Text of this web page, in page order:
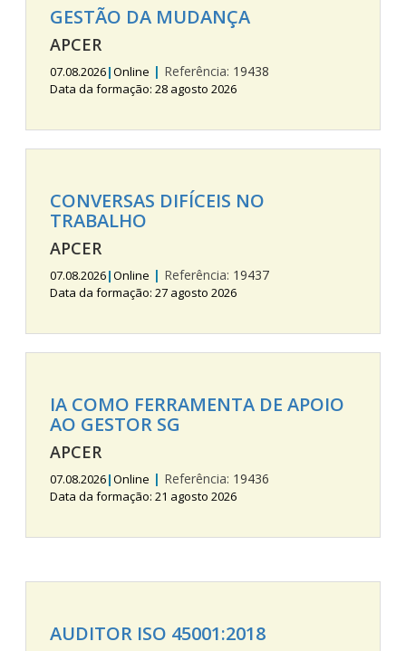
GESTÃO DA MUDANÇA
APCER
07.08.2026|Online | Referência: 19438
Data da formação: 28 agosto 2026
CONVERSAS DIFÍCEIS NO
TRABALHO
APCER
07.08.2026|Online | Referência: 19437
Data da formação: 27 agosto 2026
IA COMO FERRAMENTA DE APOIO
AO GESTOR SG
APCER
07.08.2026|Online | Referência: 19436
Data da formação: 21 agosto 2026
AUDITOR ISO 45001:2018